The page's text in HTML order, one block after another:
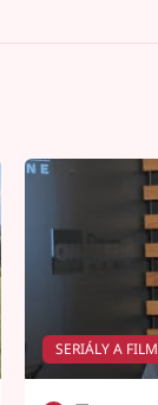
SERIÁLY A